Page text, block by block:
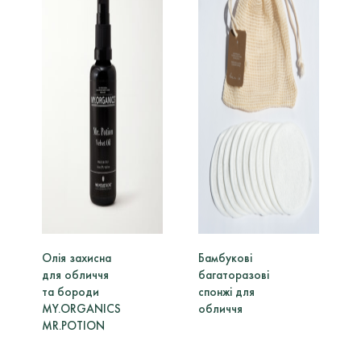
Олія захисна
для обличчя
та бороди
MY.ORGANICS
MR.POTION
Бамбукові
багаторазові
спонжі для
обличчя